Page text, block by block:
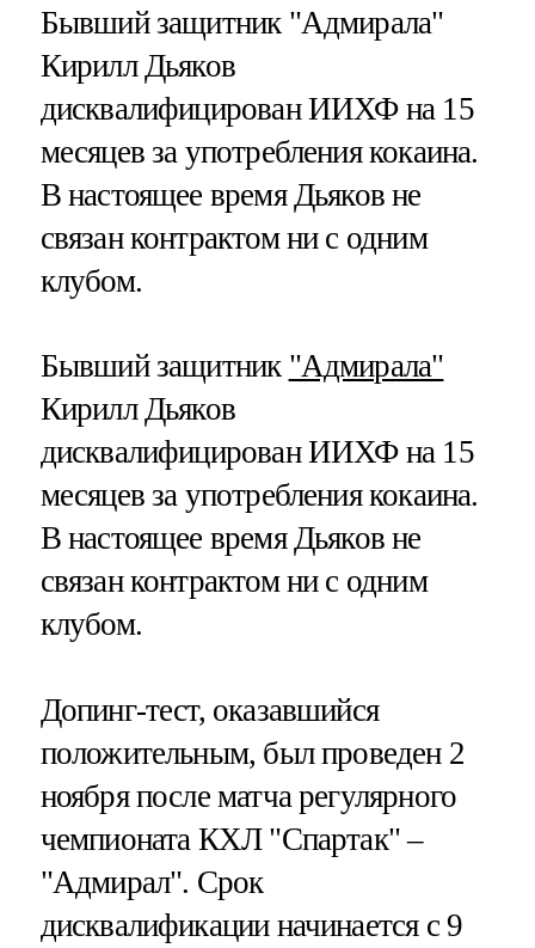
Бывший защитник "Адмирала"
Кирилл Дьяков
дисквалифицирован ИИХФ на 15
месяцев за употребления кокаина.
В настоящее время Дьяков не
связан контрактом ни с одним
клубом.
Бывший защитник "Адмирала"
Кирилл Дьяков
дисквалифицирован ИИХФ на 15
месяцев за употребления кокаина.
В настоящее время Дьяков не
связан контрактом ни с одним
клубом.
Допинг-тест, оказавшийся
положительным, был проведен 2
ноября после матча регулярного
чемпионата КХЛ "Спартак" –
"Адмирал". Срок
дисквалификации начинается с 9